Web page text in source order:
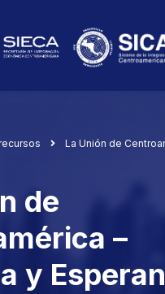
La Unión de
de
–
y